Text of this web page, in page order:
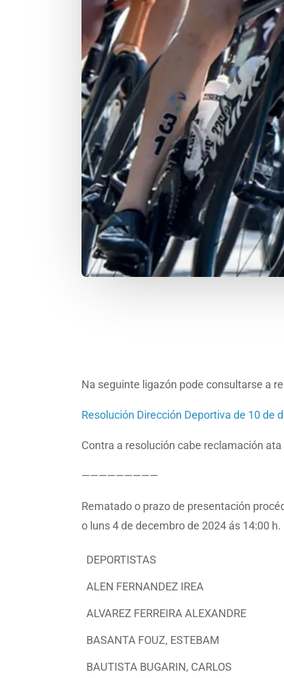
Na seguinte ligazón pode consultarse a
Resolución Dirección Deportiva de 10 de
Contra a resolución cabe reclamación
—————————
Rematado o prazo de presentación
o luns 4 de decembro de 2024 ás 14:00
DEPORTISTAS
ALEN FERNANDEZ IREA
ALVAREZ FERREIRA ALEXANDRE
BASANTA FOUZ, ESTEBAM
BAUTISTA BUGARIN, CARLOS